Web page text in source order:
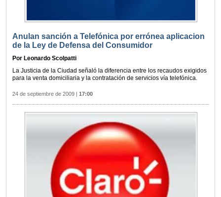
Anulan sanción a Telefónica por errónea aplicacion
de la Ley de Defensa del Consumidor
Por Leonardo Scolpatti
La Justicia de la Ciudad señaló la diferencia entre los recaudos exigidos
para la venta domiciliaria y la contratación de servicios vía telefónica.
24 de septiembre de 2009 | 17:00